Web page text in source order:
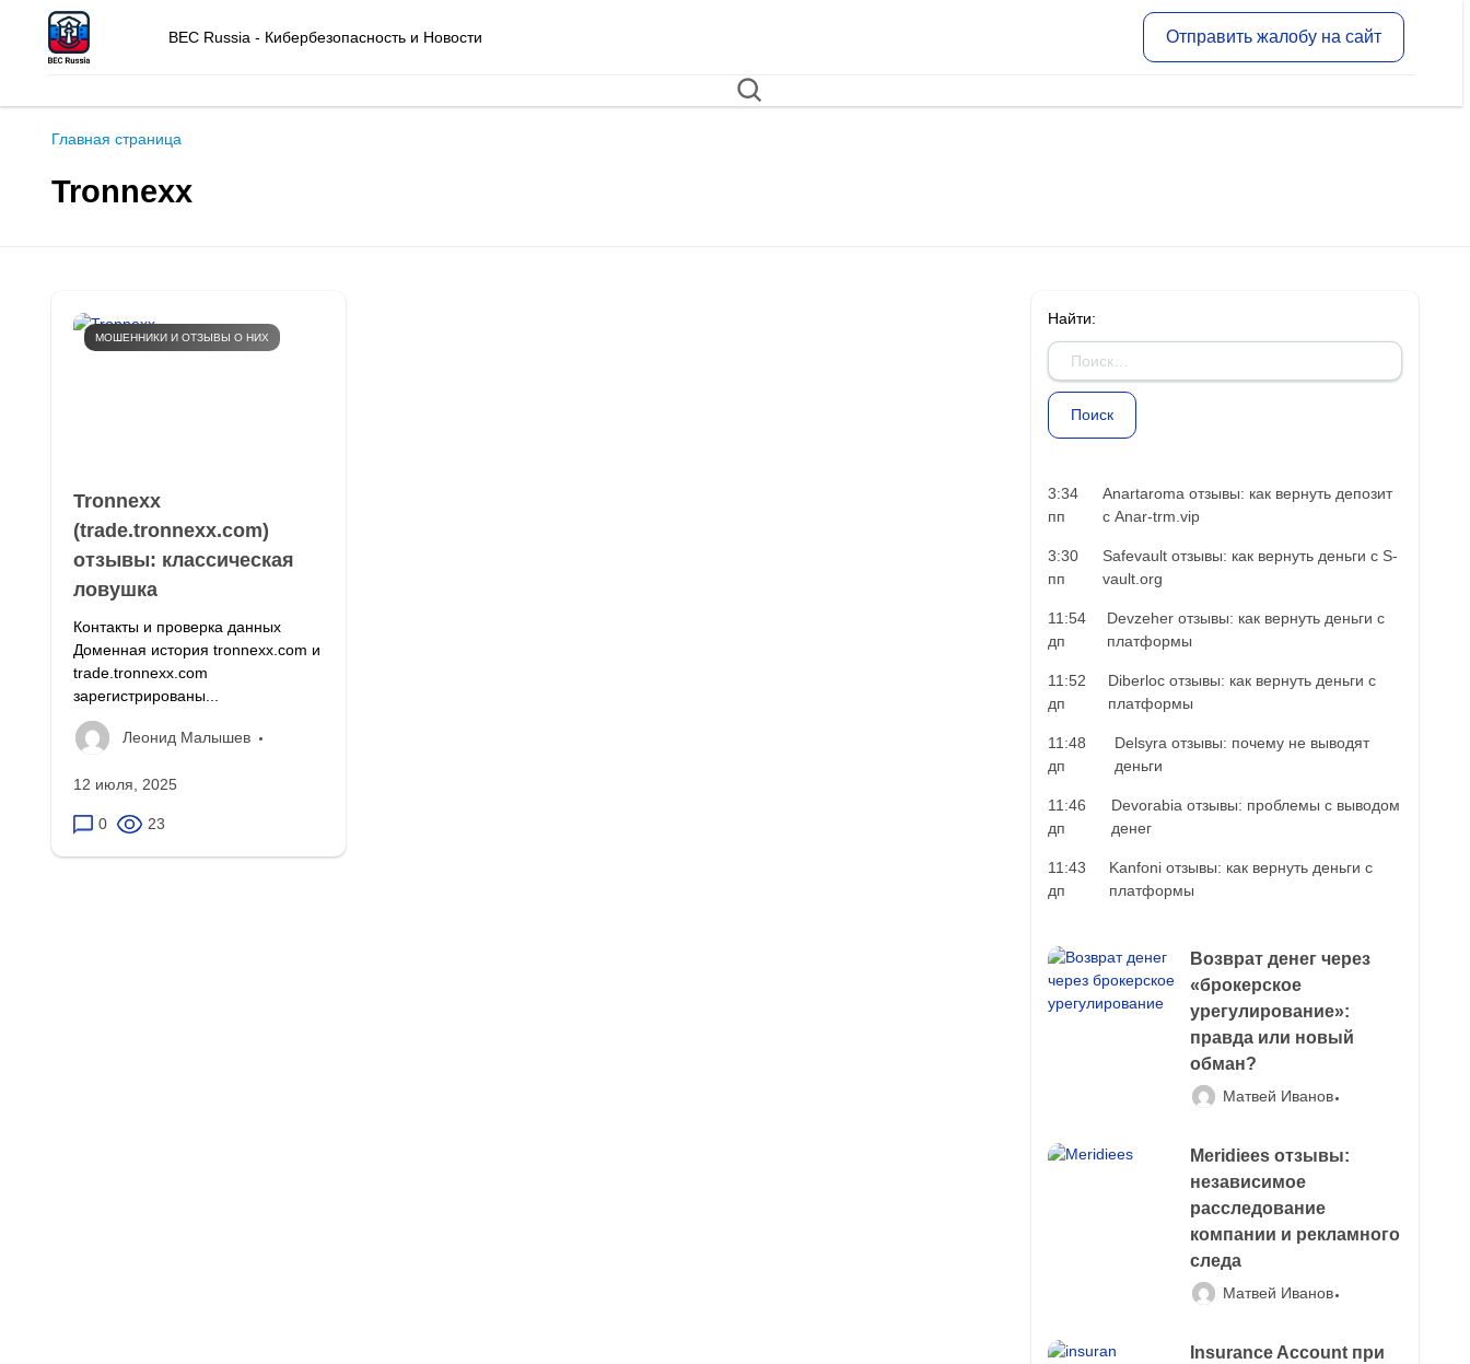
BEC Russia - Кибербезопасность и Новости Отправить жалобу на сайт
Главная страница
Tronnexx
МОШЕННИКИ И ОТЗЫВЫ О НИХ
Tronnexx
(trade.tronnexx.com)
отзывы: классическая
ловушка
Контакты и проверка данных
Доменная история tronnexx.com и
trade.tronnexx.com
зарегистрированы...
Леонид Малышев
12 июля, 2025
0 23
Найти:
3:34
пп
Anartaroma отзывы: как вернуть депозит
с Anar-trm.vip
3:30
пп
Safevault отзывы: как вернуть деньги с S-
vault.org
11:54
дп
Devzeher отзывы: как вернуть деньги с
платформы
11:52
дп
Diberloc отзывы: как вернуть деньги с
платформы
11:48
дп
Delsyra отзывы: почему не выводят
деньги
11:46
дп
Devorabia отзывы: проблемы с выводом
денег
11:43
дп
Kanfoni отзывы: как вернуть деньги с
платформы
Возврат денег через
«брокерское
урегулирование»:
правда или новый
обман?
Матвей Иванов
Meridiees отзывы:
независимое
расследование
компании и рекламного
следа
Матвей Иванов
Insurance Account при